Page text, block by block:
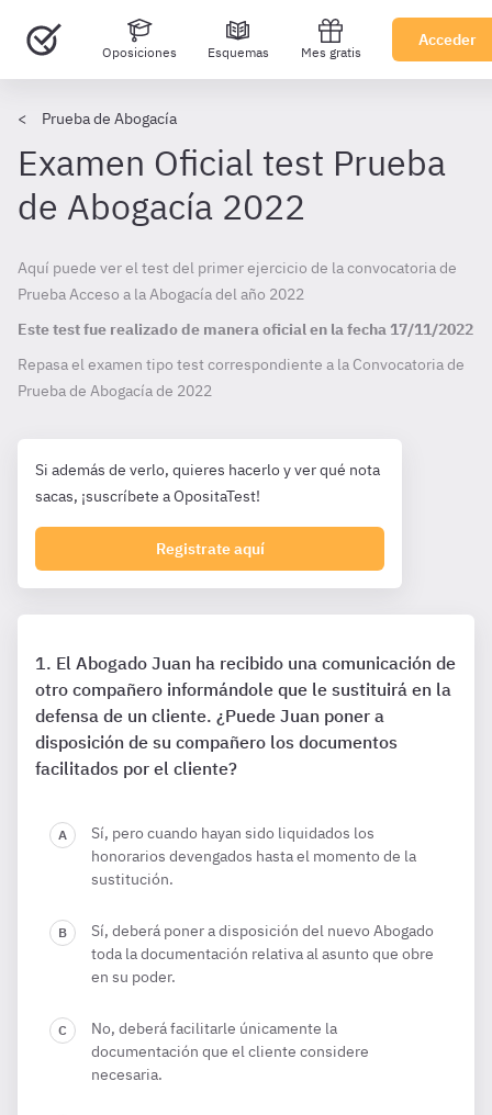
Oposiciones Esquemas Mes gratis
Acceder
Prueba de Abogacía
Examen Oficial test Prueba
de Abogacía 2022
Aquí puede ver el test del primer ejercicio de la convocatoria de
Prueba Acceso a la Abogacía del año 2022
Este test fue realizado de manera oficial en la fecha 17/11/2022
Repasa el examen tipo test correspondiente a la Convocatoria de
Prueba de Abogacía de 2022
Si además de verlo, quieres hacerlo y ver qué nota
sacas, ¡suscríbete a OpositaTest!
Registrate aquí
El Abogado Juan ha recibido una comunicación de
otro compañero informándole que le sustituirá en la
defensa de un cliente. ¿Puede Juan poner a
disposición de su compañero los documentos
facilitados por el cliente?
Sí, pero cuando hayan sido liquidados los
honorarios devengados hasta el momento de la
sustitución.
Sí, deberá poner a disposición del nuevo Abogado
toda la documentación relativa al asunto que obre
en su poder.
No, deberá facilitarle únicamente la
documentación que el cliente considere
necesaria.